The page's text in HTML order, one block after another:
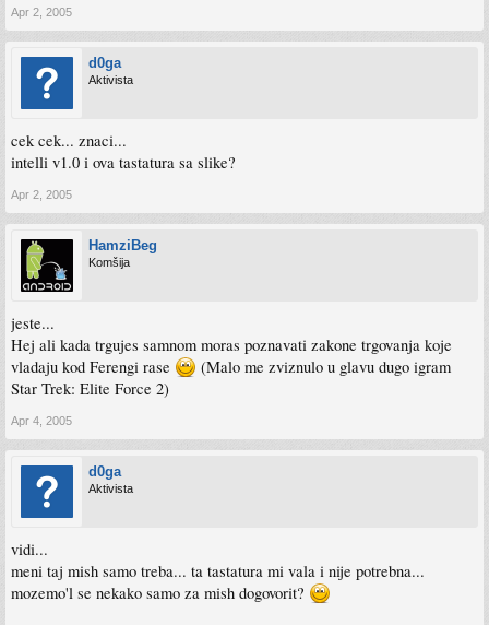
Apr 2, 2005
d0ga
Aktivista
cek cek... znaci...
intelli v1.0 i ova tastatura sa slike?
Apr 2, 2005
HamziBeg
Komšija
jeste...
Hej ali kada trgujes samnom moras poznavati zakone trgovanja koje
vladaju kod Ferengi rase
(Malo me zviznulo u glavu dugo igram
Star Trek: Elite Force 2)
Apr 4, 2005
d0ga
Aktivista
vidi...
meni taj mish samo treba... ta tastatura mi vala i nije potrebna...
mozemo'l se nekako samo za mish dogovorit?